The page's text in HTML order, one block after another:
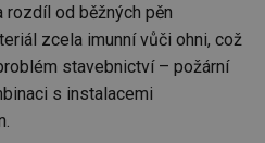
rozdíl od běžných pěn
zcela imunní vůči ohni, což
stavebnictví – požární
s instalacemi